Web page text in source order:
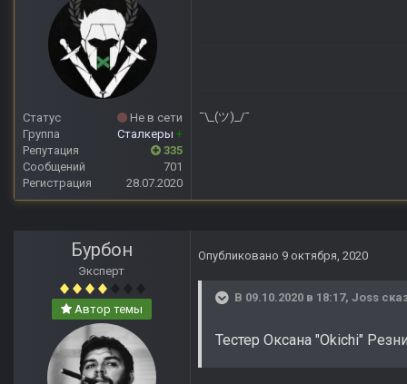
Статус
Не в сети
Группа
Сталкеры +
Репутация
335
Сообщений
701
Регистрация
28.07.2020
¯\_(ツ)_/¯
Бурбон
Эксперт
Автор темы
Опубликовано 9 октября, 2020
В 09.10.2020 в 18:17, Joss
Тестер Оксана "Okichi"